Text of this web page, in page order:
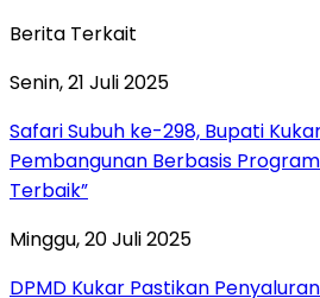
Berita Terkait
Senin, 21 Juli 2025
Safari Subuh ke-298, Bupati
Pembangunan Berbasis
Terbaik”
Minggu, 20 Juli 2025
DPMD Kukar Pastikan